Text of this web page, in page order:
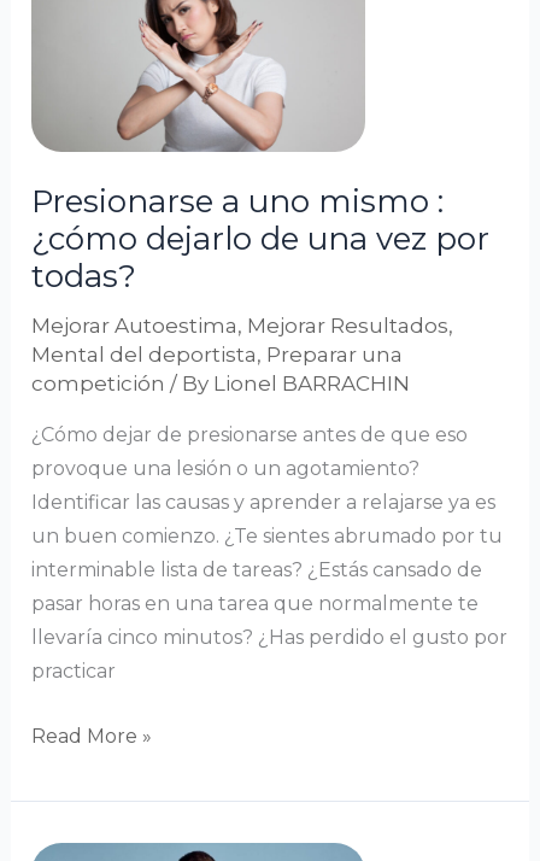
Presionarse a uno mismo :
¿cómo dejarlo de una vez por
todas?
Mejorar Autoestima, Mejorar Resultados,
Mental del deportista, Preparar una
competición / By Lionel BARRACHIN
¿Cómo dejar de presionarse antes de que eso
provoque una lesión o un agotamiento?
Identificar las causas y aprender a relajarse ya es
un buen comienzo. ¿Te sientes abrumado por tu
interminable lista de tareas? ¿Estás cansado de
pasar horas en una tarea que normalmente te
llevaría cinco minutos? ¿Has perdido el gusto por
practicar
¿cómo
de
una
vez
todas?
Read More »
¿Cómo